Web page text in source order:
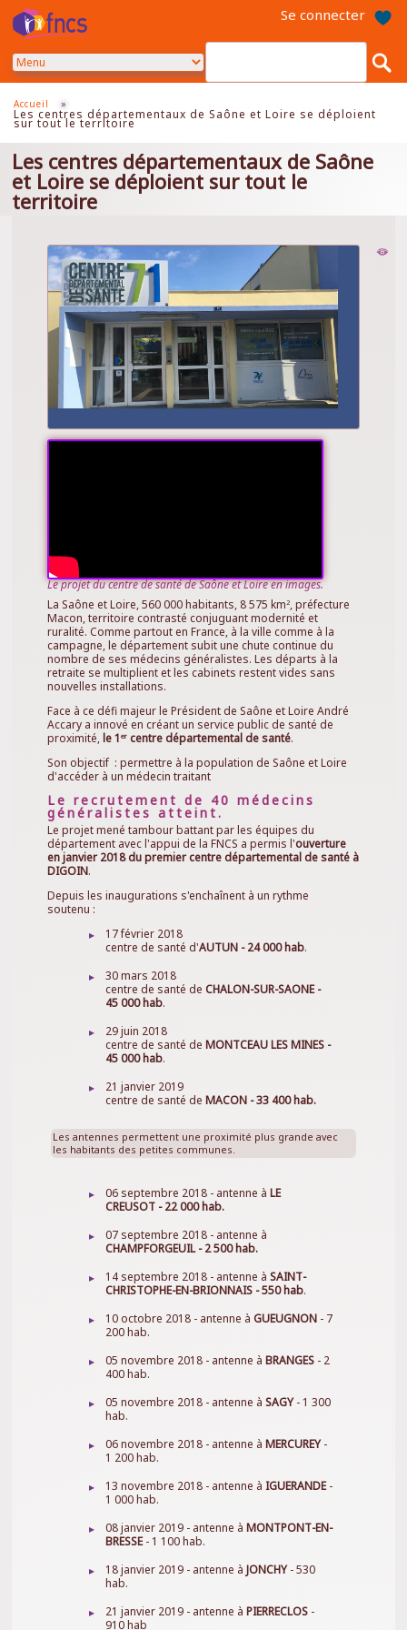
contenu
Se connecter
Accueil »
Les centres départementaux de Saône et Loire se déploient
sur tout le territoire
Les centres départementaux de Saône
et Loire se déploient sur tout le
territoire
Centre
Loire
Le projet du centre de santé de Saône et Loire en images.
La Saône et Loire, 560 000 habitants, 8 575 km2, préfecture
Macon, territoire contrasté conjuguant modernité et
ruralité. Comme partout en France, à la ville comme à la
campagne, le département subit une chute continue du
nombre de ses médecins généralistes. Les départs à la
retraite se multiplient et les cabinets restent vides sans
nouvelles installations.
Face à ce défi majeur le Président de Saône et Loire André
Accary a innové en créant un service public de santé de
proximité, le 1er centre départemental de santé.
Son objectif : permettre à la population de Saône et Loire
d'accéder à un médecin traitant
Le recrutement de 40 médecins
généralistes atteint.
Le projet mené tambour battant par les équipes du
département avec l'appui de la FNCS a permis l'ouverture
en janvier 2018 du premier centre départemental de santé à
DIGOIN.
Depuis les inaugurations s'enchaînent à un rythme
soutenu :
17 février 2018
centre de santé d'AUTUN - 24 000 hab.
30 mars 2018
centre de santé deCHALON-SUR-SAONE -
45 000 hab.
29 juin 2018
centre de santé deMONTCEAU LES MINES -
45 000 hab.
21 janvier 2019
centre de santé deMACON - 33 400 hab.
Les antennes permettent une proximité plus grande avec
les habitants des petites communes.
06 septembre 2018 - antenne àLE
CREUSOT - 22 000 hab.
07 septembre 2018 - antenne à
CHAMPFORGEUIL - 2 500 hab.
14 septembre 2018 - antenne àSAINT-
CHRISTOPHE-EN-BRIONNAIS - 550 hab.
10 octobre 2018 - antenne àGUEUGNON - 7
200 hab.
05 novembre 2018 - antenne àBRANGES - 2
400 hab.
05 novembre 2018 - antenne àSAGY- 1 300
hab.
06 novembre 2018 - antenne àMERCUREY-
1 200 hab.
13 novembre 2018 - antenne àIGUERANDE-
1 000 hab.
08 janvier 2019 - antenne àMONTPONT-EN-
BRESSE- 1 100 hab.
18 janvier 2019 - antenne àJONCHY- 530
hab.
21 janvier 2019 - antenne àPIERRECLOS -
910 hab